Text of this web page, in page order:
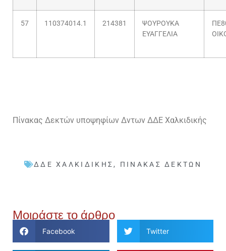
57 110374014.1 214381
ΨΟΥΡΟΥΚΑ
ΕΥΑΓΓΕΛΙΑ
Πίνακας Δεκτών υποψηφίων Δντων ΔΔΕ Χαλκιδικής
ΔΔΕ ΧΑΛΚΙΔΙΚΉΣ , ΠΊΝΑΚΑΣ ΔΕΚΤΏΝ
Μοιράστε το άρθρο
Facebook Twitter